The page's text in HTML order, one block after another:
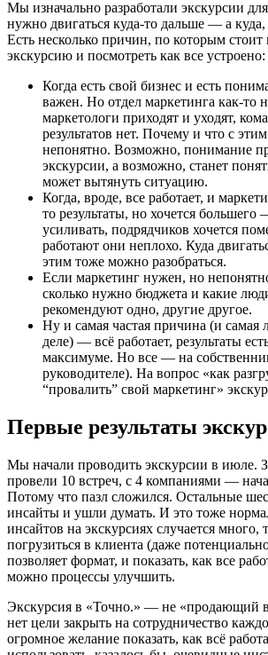
Мы изначально разработали экскурсии
нужно двигаться куда-то дальше — а
Есть несколько причин, по которым стоит
экскурсию и посмотреть как все устроено:
Когда есть свой бизнес и есть
важен. Но отдел маркетинга как-то
маркетологи приходят и уходят,
результатов нет. Почему и что с
непонятно. Возможно, понимание
экскурсии, а возможно, станет
может вытянуть ситуацию.
Когда, вроде, все работает, и
то результаты, но хочется
усиливать, подрядчиков хочется
работают они неплохо. Куда
этим тоже можно разобраться.
Если маркетинг нужен, но
сколько нужно бюджета и какие
рекомендуют одно, другие другое.
Ну и самая частая причина (и самая
деле) — всё работает, результаты
максимуме. Но все — на
руководителе). На вопрос «как
“провалить” свой маркетинг»
Первые результаты
Мы начали проводить экскурсии в июле.
провели 10 встреч, с 4 компаниями —
Потому что пазл сложился. Остальные
инсайты и ушли думать. И это тоже
инсайтов на экскурсиях случается
погрузиться в клиента (даже
позволяет формат, и показать, как все
можно процессы улучшить.
Экскурсия в «Точно.» — не «продающий
нет цели закрыть на сотрудничество
огромное желание показать, как всё